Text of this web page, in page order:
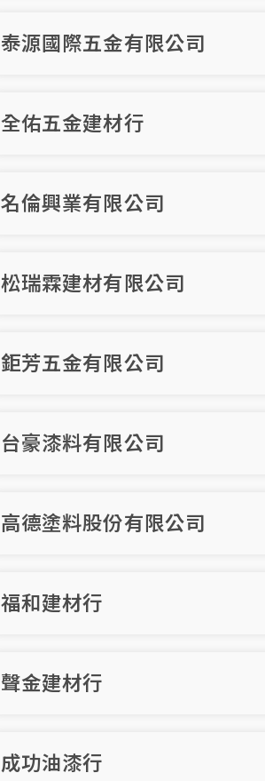
泰源國際五金有限公司
全佑五金建材行
名倫興業有限公司
松瑞霖建材有限公司
鉅芳五金有限公司
台豪漆料有限公司
高德塗料股份有限公司
福和建材行
聲金建材行
成功油漆行